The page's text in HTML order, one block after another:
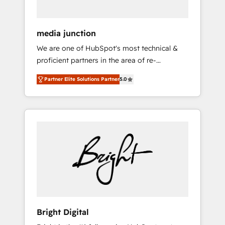
media junction
We are one of HubSpot's most technical &
proficient partners in the area of re-
platforming, website design & development.
We specialize in multi-hub implementations
for mid-market & enterprise companies. We
are woman-owned, powered by coffee, and
Impact Award 🏆2022 Technical Expertise
Impact Award 🏆2022 Platform Migration
Excellence Impact Award 🏆2020 Elite
Solutions Partner 🏆2019 Integrations
Website Design HubSpot Impact Award 🏆
Partner Elite Solutions Partner5.0
Bright Digital